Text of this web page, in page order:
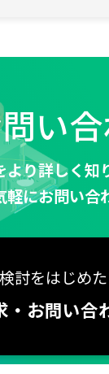
い
より詳しく知
にお問い合
討をはじめ
・お問い合